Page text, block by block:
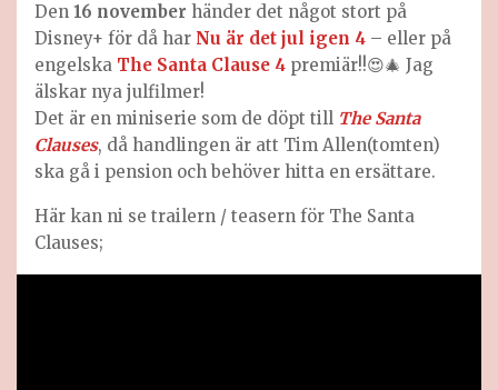
Den 16 november händer det något stort på
Disney+ för då har Nu är det jul igen 4 – eller på
engelska The Santa Clause 4 premiär!!😍🎄 Jag
älskar nya julfilmer!
Det är en miniserie som de döpt till The Santa
Clauses, då handlingen är att Tim Allen(tomten)
ska gå i pension och behöver hitta en ersättare.
Här kan ni se trailern / teasern för The Santa
Clauses;